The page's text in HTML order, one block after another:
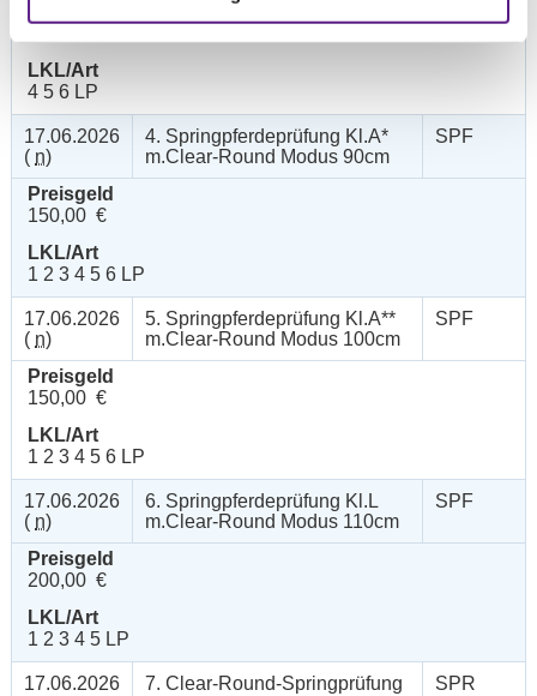
LKL/Art
4 5 6 LP
17.06.2026
( n)
4. Springpferdeprüfung Kl.A*
m.Clear-Round Modus 90cm
SPF
Preisgeld
150,00 €
LKL/Art
1 2 3 4 5 6 LP
17.06.2026
( n)
5. Springpferdeprüfung Kl.A**
m.Clear-Round Modus 100cm
SPF
Preisgeld
150,00 €
LKL/Art
1 2 3 4 5 6 LP
17.06.2026
( n)
6. Springpferdeprüfung Kl.L
m.Clear-Round Modus 110cm
SPF
Preisgeld
200,00 €
LKL/Art
1 2 3 4 5 LP
17.06.2026
7. Clear-Round-Springprüfung
SPR